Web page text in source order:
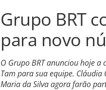
Grupo BRT
para novo
O Grupo BRT anunciou hoje
Tam para sua equipe. Cláudia
Maria da Silva agora farão